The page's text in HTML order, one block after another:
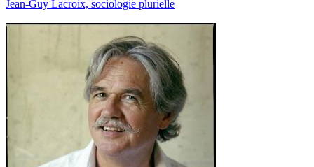
Jean-Guy Lacroix, sociologie plurielle